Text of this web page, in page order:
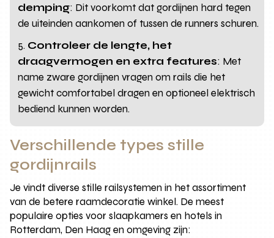
demping: Dit voorkomt dat gordijnen hard tegen
de uiteinden aankomen of tussen de runners schuren.
Controleer de lengte, het
draagvermogen en extra features: Met
name zware gordijnen vragen om rails die het
gewicht comfortabel dragen en optioneel elektrisch
bediend kunnen worden.
Verschillende types stille
gordijnrails
Je vindt diverse stille railsystemen in het assortiment
van de betere raamdecoratie winkel. De meest
populaire opties voor slaapkamers en hotels in
Rotterdam, Den Haag en omgeving zijn: